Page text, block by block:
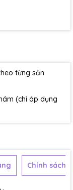
từng sản
(chỉ áp dụng
Chính sách